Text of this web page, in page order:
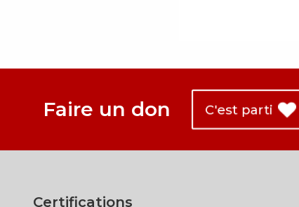
Faire un don C'est parti
Certifications